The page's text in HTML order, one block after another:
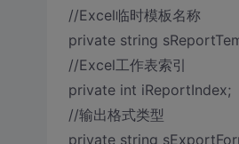
//Excel临时模板名称
private string
//Excel工作表索引
private int iReportIndex;
//输出格式类型
private string